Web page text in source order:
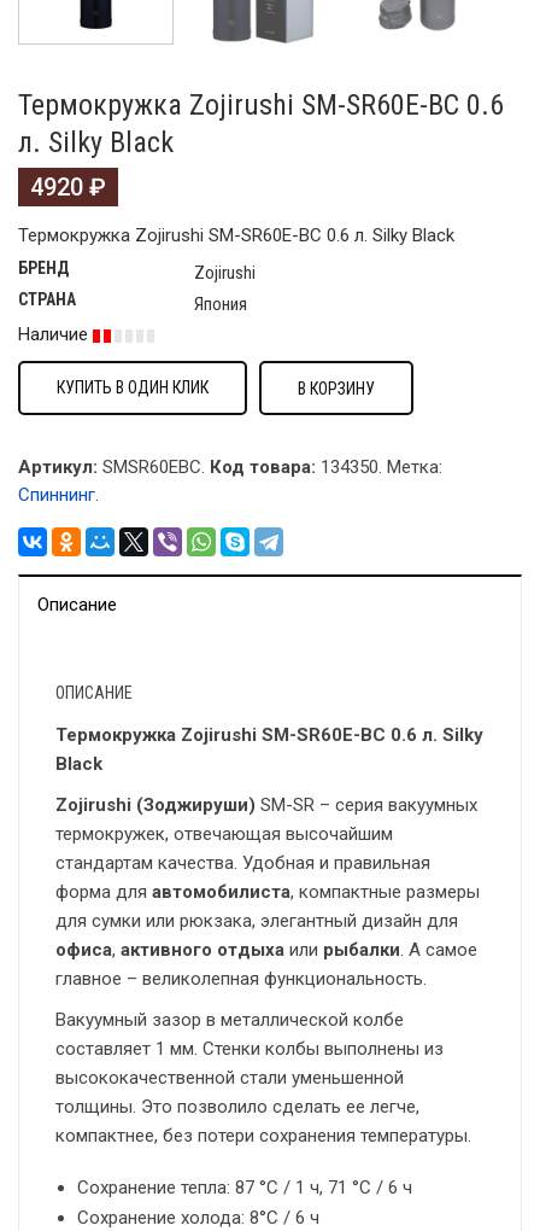
Термокружка Zojirushi SM-SR60E-BC 0.6
л. Silky Black
4920 ₽
Термокружка Zojirushi SM-SR60E-BC 0.6 л. Silky Black
БРЕНД Zojirushi
СТРАНА
Япония
Наличие
КУПИТЬ В ОДИН КЛИК В КОРЗИНУ
Артикул: SMSR60EBC. Код товара: 134350. Метка:
Спиннинг.
Описание
ОПИСАНИЕ
Термокружка Zojirushi SM-SR60E-BC 0.6 л. Silky
Black
Zojirushi (Зоджируши) SM-SR – серия вакуумных
термокружек, отвечающая высочайшим
стандартам качества. Удобная и правильная
форма для автомобилиста, компактные размеры
для сумки или рюкзака, элегантный дизайн для
офиса, активного отдыха или рыбалки. А самое
главное – великолепная функциональность.
Вакуумный зазор в металлической колбе
составляет 1 мм. Стенки колбы выполнены из
высококачественной стали уменьшенной
толщины. Это позволило сделать ее легче,
компактнее, без потери сохранения температуры.
Сохранение тепла: 87 °С / 1 ч, 71 °С / 6 ч
Сохранение холода: 8°С / 6 ч